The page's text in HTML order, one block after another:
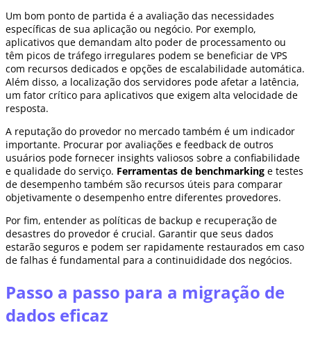
Um bom ponto de partida é a avaliação das necessidades
específicas de sua aplicação ou negócio. Por exemplo,
aplicativos que demandam alto poder de processamento ou
têm picos de tráfego irregulares podem se beneficiar de VPS
com recursos dedicados e opções de escalabilidade automática.
Além disso, a localização dos servidores pode afetar a latência,
um fator crítico para aplicativos que exigem alta velocidade de
resposta.
A reputação do provedor no mercado também é um indicador
importante. Procurar por avaliações e feedback de outros
usuários pode fornecer insights valiosos sobre a confiabilidade
e qualidade do serviço. Ferramentas de benchmarking e testes
de desempenho também são recursos úteis para comparar
objetivamente o desempenho entre diferentes provedores.
Por fim, entender as políticas de backup e recuperação de
desastres do provedor é crucial. Garantir que seus dados
estarão seguros e podem ser rapidamente restaurados em caso
de falhas é fundamental para a continuididade dos negócios.
Passo a passo para a migração de
dados eficaz